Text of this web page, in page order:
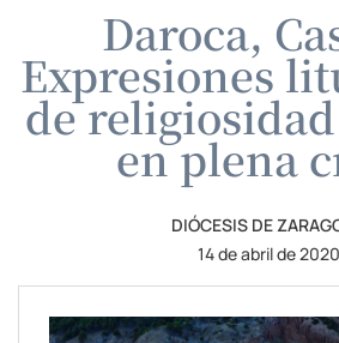
Daroca,
Expresiones
de
en plena
DIÓCESIS DE
14 de abril de 2020